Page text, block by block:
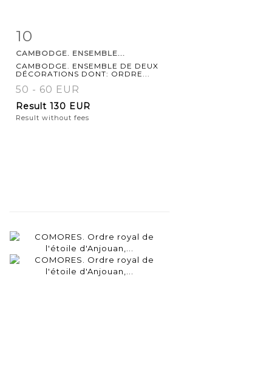
Item detail
10
CAMBODGE. ENSEMBLE...
CAMBODGE. ENSEMBLE DE DEUX
DÉCORATIONS DONT: ORDRE...
50 - 60 EUR
Result 130 EUR
Result without fees